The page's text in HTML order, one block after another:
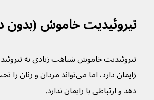
تیروئیدیت خاموش (بدون
تیروئیدیت خاموش شباهت زیادی به
زایمان دارد، اما می‌تواند مردان و
دهد و ارتباطی با زایمان ندارد.